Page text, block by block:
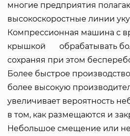
многие предприятия
Компрессионная машина с
крышкой
обрабатывать
сохраняя при этом
Более быстрое
более высокую
увеличивает вероятность
в том, как размещаются и
Небольшое смещение или